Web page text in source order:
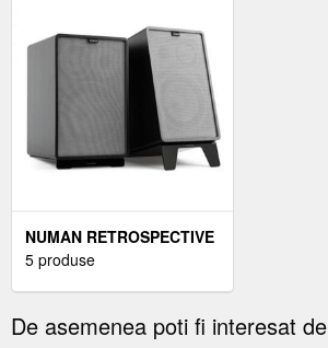
NUMAN RETROSPECTIVE
1978 MKII - DIFUZOR DE
5 produse
De asemenea poti fi interesat de